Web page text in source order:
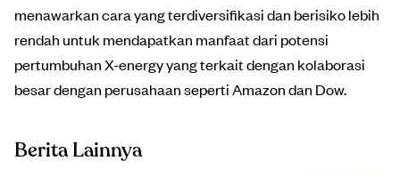
menawarkan cara yang terdiversifikasi dan berisiko lebih
rendah untuk mendapatkan manfaat dari potensi
pertumbuhan X-energy yang terkait dengan kolaborasi
besar dengan perusahaan seperti Amazon dan Dow.
Berita Lainnya